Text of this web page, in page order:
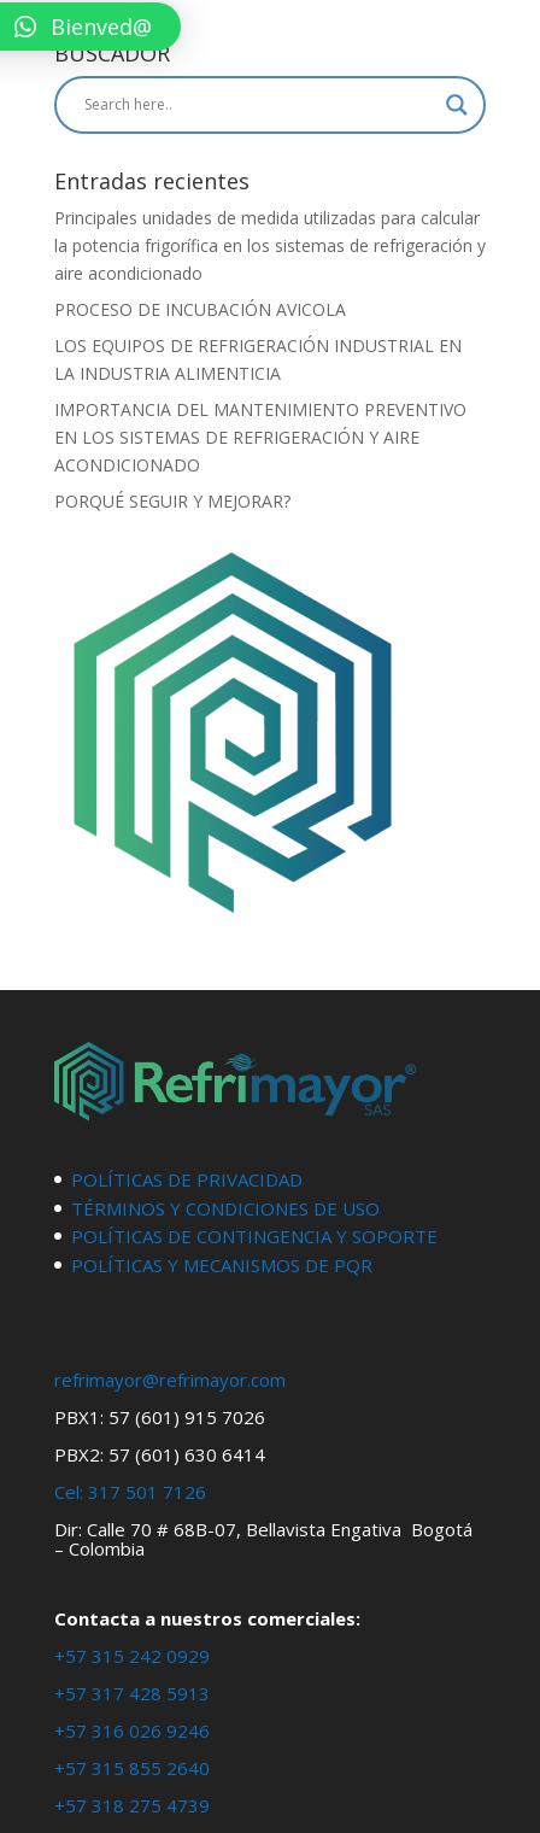
BUSCADOR
Entradas recientes
Principales unidades de medida utilizadas para calcular
la potencia frigorífica en los sistemas de refrigeración y
aire acondicionado
PROCESO DE INCUBACIÓN AVICOLA
LOS EQUIPOS DE REFRIGERACIÓN INDUSTRIAL EN
LA INDUSTRIA ALIMENTICIA
IMPORTANCIA DEL MANTENIMIENTO PREVENTIVO
EN LOS SISTEMAS DE REFRIGERACIÓN Y AIRE
ACONDICIONADO
PORQUÉ SEGUIR Y MEJORAR?
POLÍTICAS DE PRIVACIDAD
TÉRMINOS Y CONDICIONES DE USO
POLÍTICAS DE CONTINGENCIA Y SOPORTE
POLÍTICAS Y MECANISMOS DE PQR
refrimayor@refrimayor.com
PBX1: 57 (601) 915 7026
PBX2: 57 (601) 630 6414
Cel: 317 501 7126
Dir: Calle 70 # 68B-07, Bellavista Engativa Bogotá
– Colombia
Contacta a nuestros comerciales:
+57 315 242 0929
+57 317 428 5913
+57 316 026 9246
+57 315 855 2640
+57 318 275 4739
Bienved@